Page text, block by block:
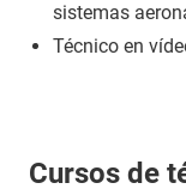
sistemas
Técnico en
Cursos de